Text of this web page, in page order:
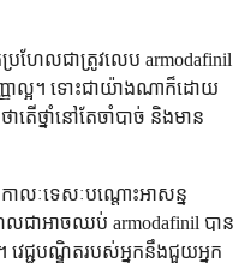
ប្រហែលជាត្រូវលេប armodafinil
ញ្ញាល្អ។ ទោះជាយ៉ាងណាក៏ដោយ
តើថ្នាំនៅតែចាំបាច់ និងមាន
ាលៈទេសៈបណ្តោះអាសន្ន
ហែលជាអាចឈប់ armodafinil បាន
វេជ្ជបណ្ឌិតរបស់អ្នកនឹងជួយអ្នក